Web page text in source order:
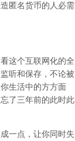
匿名货币的人必需
这个互联网化的全
听和保存，不论被
生活中的方方面
了三年前的此时此
一点，让你同时失